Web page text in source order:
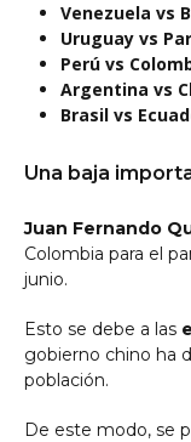
Venezuela vs
Uruguay vs
Perú vs
Argentina vs
Brasil vs
Una baja
Juan Fernando
Colombia para el
junio.
Esto se debe a las
gobierno chino ha
población.
De este modo, se